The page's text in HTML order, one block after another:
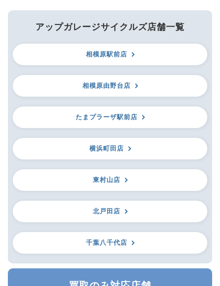
アップガレージサイクルズ店舗一覧
相模原駅前店
相模原由野台店
たまプラーザ駅前店
横浜町田店
東村山店
北戸田店
千葉八千代店